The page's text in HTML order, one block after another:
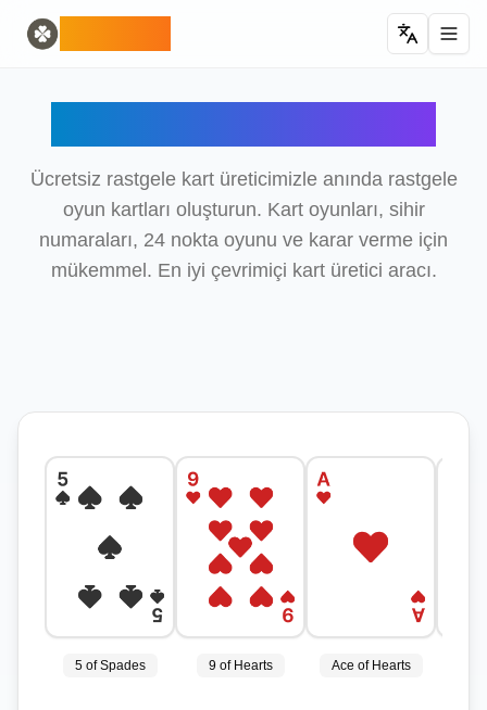
Random Generators
rastgele kart üreteci
rastgele 4 haneli sayı üreteci
Password Tools
şifre oluşturucu 12 karakter
rastgele IP adresi üretici
Español
日本語
中文 (简体)
中文 (繁體)
हिन्दी
Bahasa Indonesia
Bahasa Melayu
Tiếng Việt
Ücretsiz rastgele kart üreticimizle anında rastgele
oyun kartları oluşturun. Kart oyunları, sihir
numaraları, 24 nokta oyunu ve karar verme için
mükemmel. En iyi çevrimiçi kart üretici aracı.
5 of Spades 9 of Hearts Ace of Hearts